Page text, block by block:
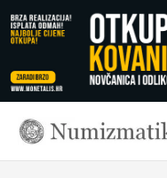
to
content